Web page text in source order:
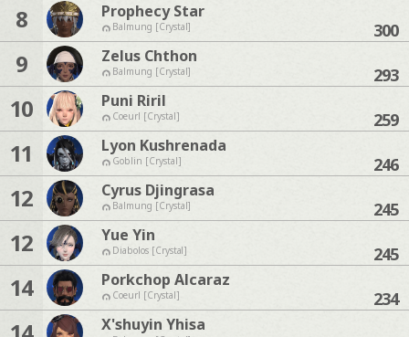
8 Prophecy Star
Balmung [Crystal] 300
9 Zelus Chthon
Balmung [Crystal] 293
10 Puni Riril
Coeurl [Crystal] 259
11 Lyon Kushrenada
Goblin [Crystal] 246
12 Cyrus Djingrasa
Balmung [Crystal] 245
12 Yue Yin
Diabolos [Crystal] 245
14 Porkchop Alcaraz
Coeurl [Crystal] 234
X'shuyin Yhisa